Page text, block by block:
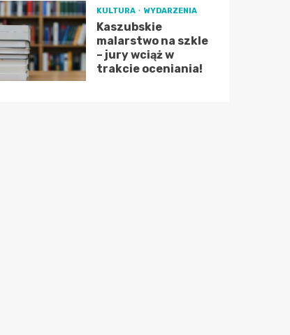
KULTURA WYDARZENIA
Kaszubskie
malarstwo na szkle
– jury wciąż w
trakcie oceniania!